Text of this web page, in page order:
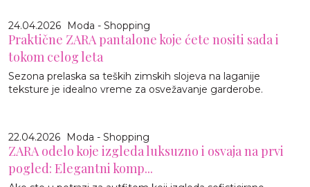
24.04.2026 Moda - Shopping
Praktične ZARA pantalone koje ćete nositi sada i
tokom celog leta
Sezona prelaska sa teških zimskih slojeva na laganije
teksture je idealno vreme za osvežavanje garderobe.
22.04.2026 Moda - Shopping
ZARA odelo koje izgleda luksuzno i osvaja na prvi
pogled: Elegantni komp...